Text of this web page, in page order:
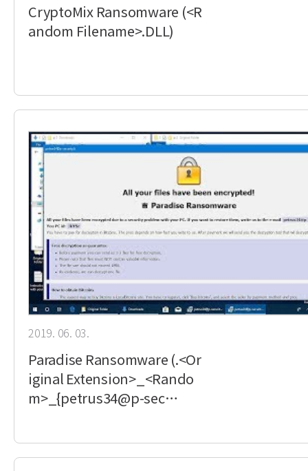
CryptoMix Ransomware (<R
andom Filename>.DLL)
2019. 06. 03.
Paradise Ransomware (.<Or
iginal Extension>_<Rando
m>_{petrus34@p-sec…